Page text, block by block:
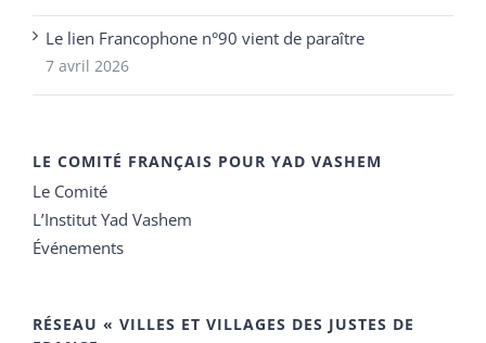
Le lien Francophone n°90 vient de paraître
7 avril 2026
LE COMITÉ FRANÇAIS POUR YAD VASHEM
Le Comité
L’Institut Yad Vashem
Événements
RÉSEAU « VILLES ET VILLAGES DES JUSTES DE